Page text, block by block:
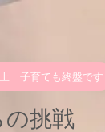
子育ても終盤です
の挑戦